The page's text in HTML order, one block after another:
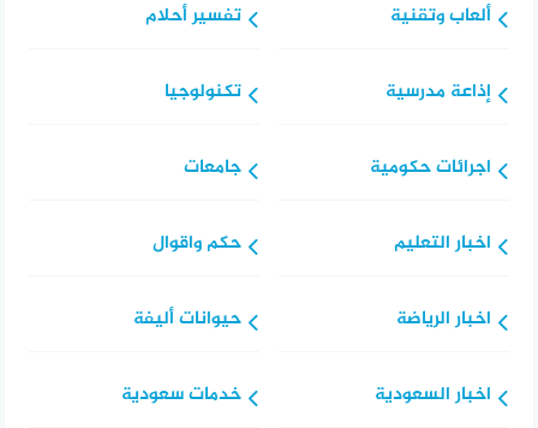
ألعاب وتقنية
إذاعة مدرسية
اجرائات حكومية
اخبار التعليم
اخبار الرياضة
اخبار السعودية
تفسير أحلام
تكنولوجيا
جامعات
حكم واقوال
حيوانات أليفة
خدمات سعودية